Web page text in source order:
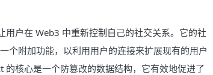
户在 Web3 中重新控制自己的社交关系。它的社
个附加功能，以利用用户的连接来扩展现有的用户
核心是一个防篡改的数据结构，它有效地促进了